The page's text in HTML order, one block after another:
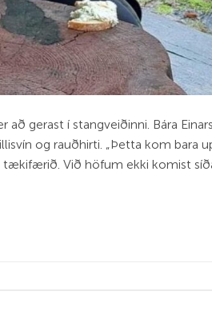
ger­ast í stang­veiðinni. Bára
og rauðhirti. „Þetta kom bara
tæki­færið. Við höf­um ekki kom­ist